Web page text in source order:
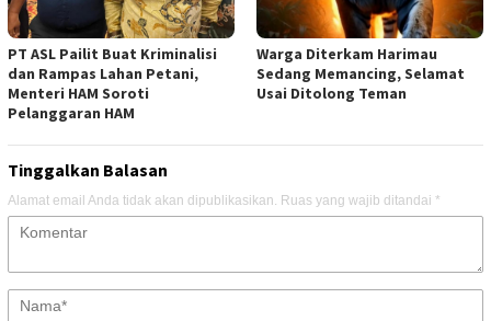
PT ASL Pailit Buat Kriminalisi
dan Rampas Lahan Petani,
Menteri HAM Soroti
Pelanggaran HAM
Warga Diterkam Harimau
Sedang Memancing, Selamat
Usai Ditolong Teman
Tinggalkan Balasan
Alamat email Anda tidak akan dipublikasikan. Ruas yang wajib ditandai *